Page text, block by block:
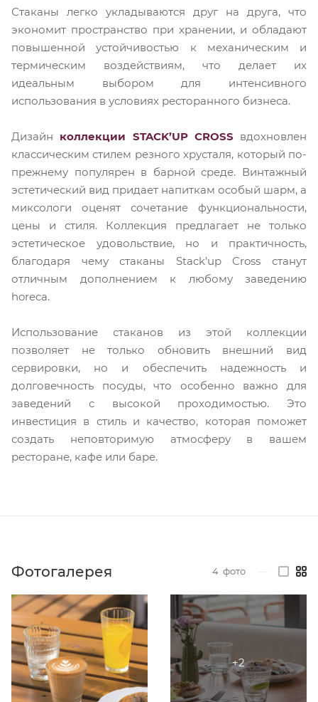
Стаканы легко укладываются друг на друга, что
экономит пространство при хранении, и обладают
повышенной устойчивостью к механическим и
термическим воздействиям, что делает их
идеальным выбором для интенсивного
использования в условиях ресторанного бизнеса.
Дизайн коллекции STACK’UP CROSS вдохновлен
классическим стилем резного хрусталя, который по-
прежнему популярен в барной среде. Винтажный
эстетический вид придает напиткам особый шарм, а
миксологи оценят сочетание функциональности,
цены и стиля. Коллекция предлагает не только
эстетическое удовольствие, но и практичность,
благодаря чему стаканы Stack’up Cross станут
отличным дополнением к любому заведению
horeca.
Использование стаканов из этой коллекции
позволяет не только обновить внешний вид
сервировки, но и обеспечить надежность и
долговечность посуды, что особенно важно для
заведений с высокой проходимостью. Это
инвестиция в стиль и качество, которая поможет
создать неповторимую атмосферу в вашем
ресторане, кафе или баре.
Фотогалерея 4 фото